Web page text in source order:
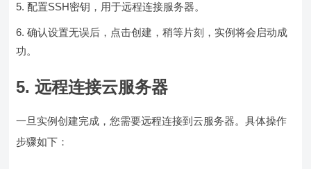
配置SSH密钥，用于远程连接服务器。
确认设置无误后，点击创建，稍等片刻，实例将会启动成
功。
5. 远程连接云服务器
一旦实例创建完成，您需要远程连接到云服务器。具体操作
步骤如下：